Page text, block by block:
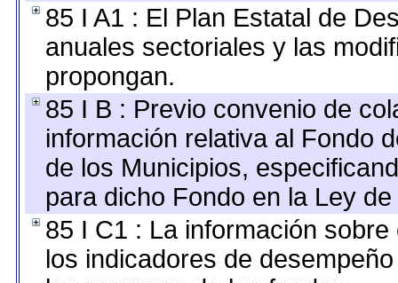
85 I A1 : El Plan Estatal de
anuales sectoriales y las
propongan.
85 I B : Previo convenio de
información relativa al Fondo
de los Municipios,
para dicho Fondo en la Ley
85 I C1 : La información
los indicadores de